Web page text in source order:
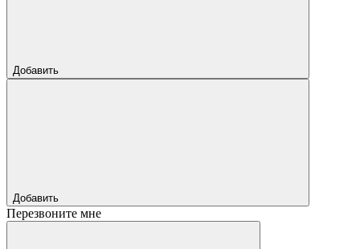
Добавить
Добавить
Перезвоните мне